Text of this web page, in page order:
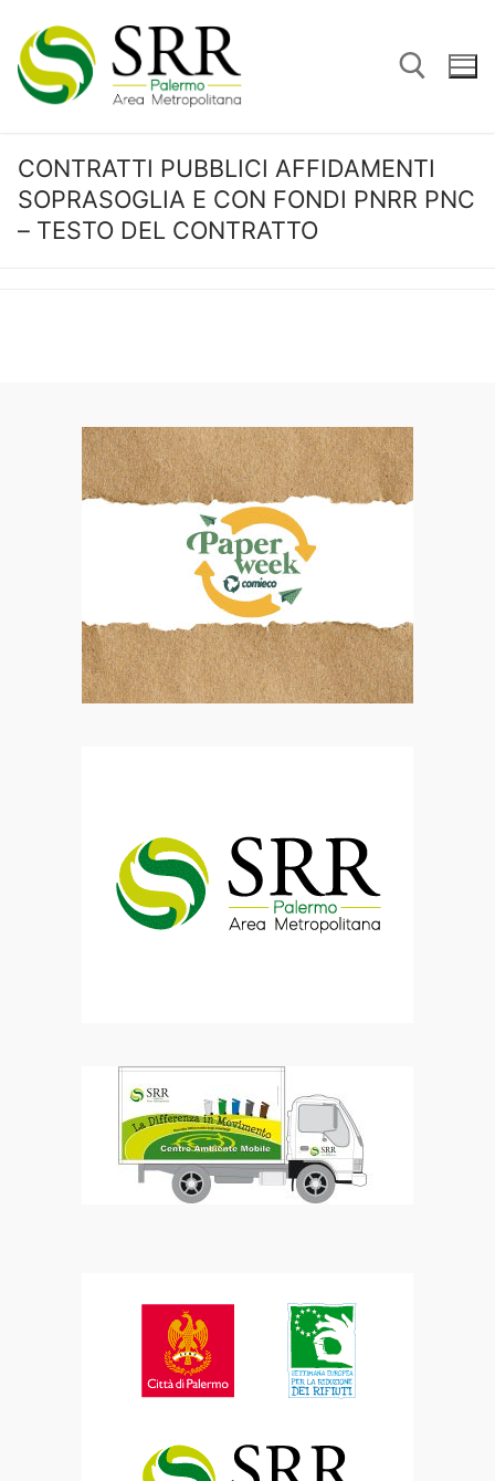
contenuto
Cerca:
CONTRATTI PUBBLICI AFFIDAMENTI
SOPRASOGLIA E CON FONDI PNRR PNC
– TESTO DEL CONTRATTO